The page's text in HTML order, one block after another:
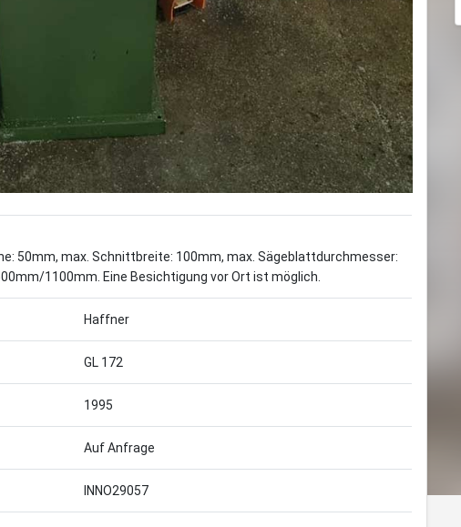
50mm, max. Schnittbreite: 100mm, max. Sägeblattdurchmesser:
1100mm. Eine Besichtigung vor Ort ist möglich.
Haffner
GL 172
1995
Auf Anfrage
INNO29057